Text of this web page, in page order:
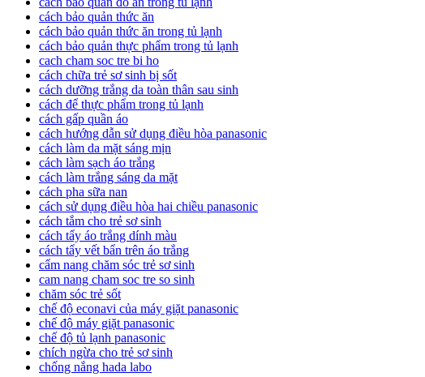
cách bảo quản thức ăn
cách bảo quản thức ăn trong tủ lạnh
cách bảo quản thực phẩm trong tủ lạnh
cach cham soc tre bi ho
cách chữa trẻ sơ sinh bị sốt
cách dưỡng trắng da toàn thân sau sinh
cách để thực phẩm trong tủ lạnh
cách gấp quần áo
cách hướng dẫn sử dụng điều hòa panasonic
cách làm da mặt sáng mịn
cách làm sạch áo trắng
cách làm trắng sáng da mặt
cách pha sữa nan
cách sử dụng điều hòa hai chiều panasonic
cách tắm cho trẻ sơ sinh
cách tẩy áo trắng dính màu
cách tẩy vết bẩn trên áo trắng
cẩm nang chăm sóc trẻ sơ sinh
cam nang cham soc tre so sinh
chăm sóc trẻ sốt
chế độ econavi của máy giặt panasonic
chế độ máy giặt panasonic
chế độ tủ lạnh panasonic
chích ngừa cho trẻ sơ sinh
chống nắng hada labo